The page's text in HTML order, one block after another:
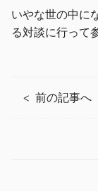
いやな世の中に
る対談に行って
前の記事へ